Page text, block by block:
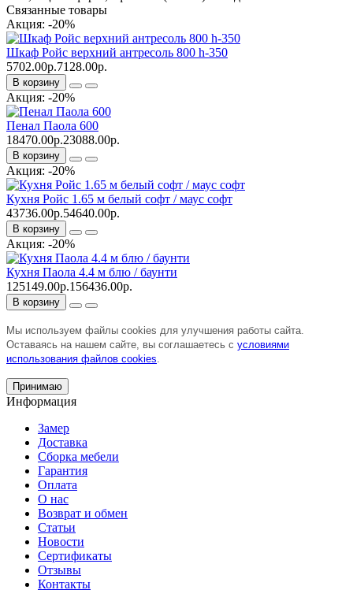
Связанные товары
Акция: -20%
Шкаф Ройс верхний антресоль 800 h-350
5702.00р.7128.00р.
В корзину
Акция: -20%
Пенал Паола 600
18470.00р.23088.00р.
В корзину
Акция: -20%
Кухня Ройс 1.65 м белый софт / маус софт
43736.00р.54640.00р.
В корзину
Акция: -20%
Кухня Паола 4.4 м блю / баунти
125149.00р.156436.00р.
В корзину
Мы используем файлы cookies для улучшения работы сайта.
Оставаясь на нашем сайте, вы соглашаетесь с условиями
использования файлов cookies
Принимаю
Информация
Замер
Доставка
Сборка мебели
Гарантия
Оплата
О нас
Возврат и обмен
Статьи
Новости
Сертификаты
Отзывы
Контакты